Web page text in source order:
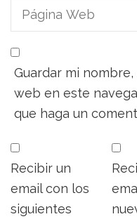
Guardar mi
web en este
que haga un
Recibir un
email con los
siguientes